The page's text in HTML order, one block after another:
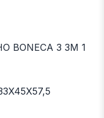
BONECA 3 3M 1